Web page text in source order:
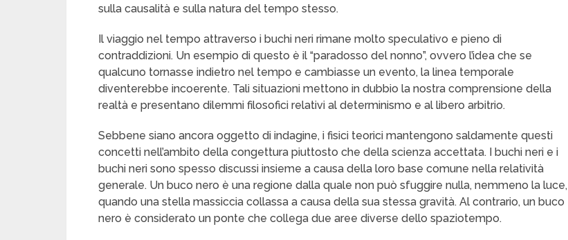
sulla causalità e sulla natura del tempo stesso.
Il viaggio nel tempo attraverso i buchi neri rimane molto speculativo e pieno di
contraddizioni. Un esempio di questo è il “paradosso del nonno”, ovvero l’idea che se
qualcuno tornasse indietro nel tempo e cambiasse un evento, la linea temporale
diventerebbe incoerente. Tali situazioni mettono in dubbio la nostra comprensione della
realtà e presentano dilemmi filosofici relativi al determinismo e al libero arbitrio.
Sebbene siano ancora oggetto di indagine, i fisici teorici mantengono saldamente questi
concetti nell’ambito della congettura piuttosto che della scienza accettata. I buchi neri e i
buchi neri sono spesso discussi insieme a causa della loro base comune nella relatività
generale. Un buco nero è una regione dalla quale non può sfuggire nulla, nemmeno la luce,
quando una stella massiccia collassa a causa della sua stessa gravità. Al contrario, un buco
nero è considerato un ponte che collega due aree diverse dello spaziotempo.